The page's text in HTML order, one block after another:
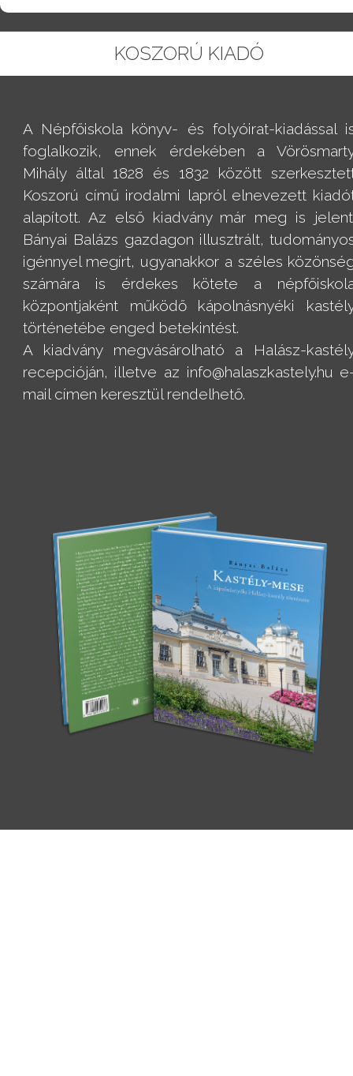
KOSZORÚ KIADÓ
A Népfőiskola könyv- és folyóirat-kiadással
foglalkozik, ennek érdekében a
Mihály által 1828 és 1832 között
Koszorú című irodalmi lapról elnevezett
alapított. Az első kiadvány már meg is
Bányai Balázs gazdagon illusztrált,
igénnyel megírt, ugyanakkor a széles
számára is érdekes kötete a
központjaként működő kápolnásnyéki
történetébe enged betekintést.
A kiadvány megvásárolható a Halász-
recepcióján, illetve az info@halaszkastely.hu
mail címen keresztül rendelhető.